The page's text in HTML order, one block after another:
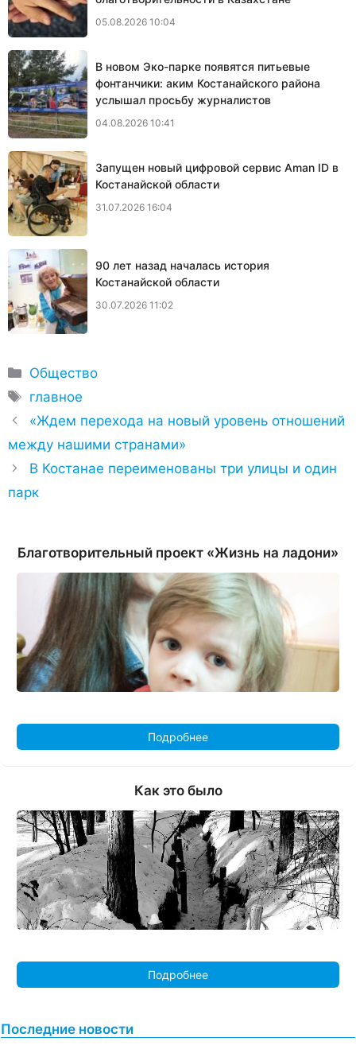
05.08.2026 10:04
В новом Эко-парке появятся питьевые
фонтанчики: аким Костанайского района
услышал просьбу журналистов
04.08.2026 10:41
Запущен новый цифровой сервис Aman ID в
Костанайской области
31.07.2026 16:04
90 лет назад началась история
Костанайской области
30.07.2026 11:02
Рубрики
Общество
Метки
главное
«Ждем перехода на новый уровень отношений
между нашими странами»
В Костанае переименованы три улицы и один
парк
Благотворительный проект «Жизнь на ладони»
Подробнее
Как это было
Подробнее
Последние новости